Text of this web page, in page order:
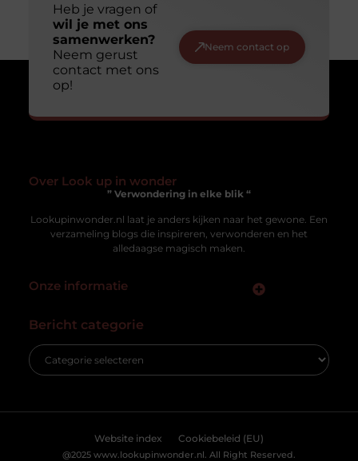
Heb je vragen of
wil je met ons
samenwerken?
Neem gerust
contact met ons
op!
Neem contact op
Over Look up in wonder
” Verwondering in elke blik “
Lookupinwonder.nl laat je anders kijken naar het gewone. Een
verzameling blogs die inspireren, verwonderen en het
alledaagse magisch maken.
Onze informatie
Bericht categorie
@2025 www.lookupinwonder.nl. All Right Reserved.
Website index Cookiebeleid (EU)